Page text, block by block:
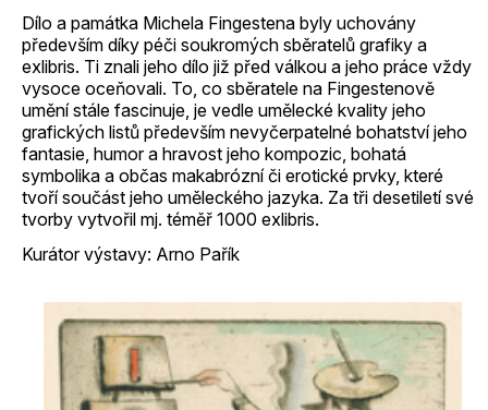
Dílo a památka Michela Fingestena byly uchovány
především díky péči soukromých sběratelů grafiky a
exlibris. Ti znali jeho dílo již před válkou a jeho práce vždy
vysoce oceňovali. To, co sběratele na Fingestenově
umění stále fascinuje, je vedle umělecké kvality jeho
grafických listů především nevyčerpatelné bohatství jeho
fantasie, humor a hravost jeho kompozic, bohatá
symbolika a občas makabrózní či erotické prvky, které
tvoří součást jeho uměleckého jazyka. Za tři desetiletí své
tvorby vytvořil mj. téměř 1000 exlibris.
Kurátor výstavy: Arno Pařík